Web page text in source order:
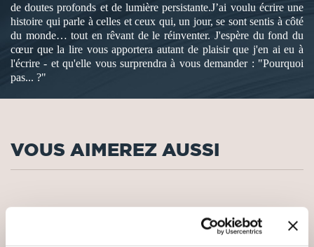
de doutes profonds et de lumière persistante.J’ai voulu écrire une
histoire qui parle à celles et ceux qui, un jour, se sont sentis à côté
du monde… tout en rêvant de le réinventer. J'espère du fond du
cœur que la lire vous apportera autant de plaisir que j'en ai eu à
l'écrire - et qu'elle vous surprendra à vous demander : "Pourquoi
pas... ?"
VOUS AIMEREZ AUSSI